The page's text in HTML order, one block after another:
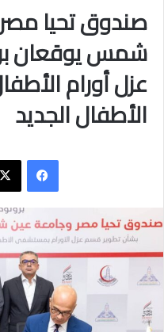
صندوق تحيا
شمس يوقعان
عزل أورام
الأطفال الجديد
فيسبوك